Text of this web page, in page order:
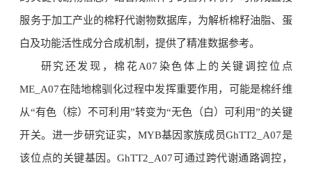
服务于加工产业的棉籽代谢物数据库，为解析棉籽油脂、蛋
白及功能活性成分合成机制，提供了精准数据参考。
研究还发现，棉花A07染色体上的关键调控位点
ME_A07在陆地棉驯化过程中发挥重要作用，可能是棉纤维
从“有色（棕）不可利用”转变为“无色（白）可利用”的关键
开关。进一步研究证实，MYB基因家族成员GhTT2_A07是
该位点的关键基因。GhTT2_A07可通过跨代谢通路调控，